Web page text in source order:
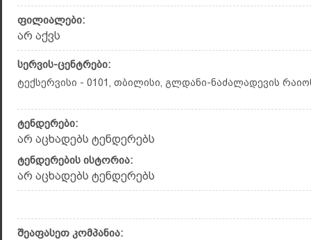
ფილიალები:
არ აქვს
სერვის-ცენტრები:
ტექსერვისი - 0101, თბილისი, გლდანი-ნაძალადევის
ტენდერები:
არ აცხადებს ტენდერებს
ტენდერების ისტორია:
არ აცხადებს ტენდერებს
შეაფასეთ კომპანია: